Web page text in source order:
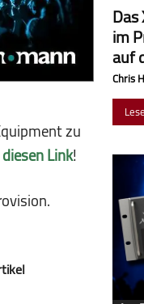
zu
diesen Link!
im
auf
Chris